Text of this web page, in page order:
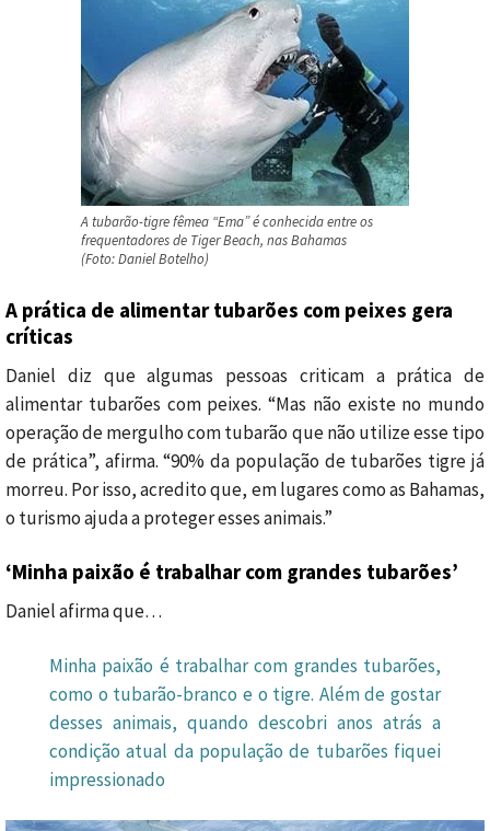
A tubarão-tigre fêmea “Ema” é conhecida entre os
frequentadores de Tiger Beach, nas Bahamas
(Foto: Daniel Botelho)
A prática de alimentar tubarões com peixes gera
críticas
Daniel diz que algumas pessoas criticam a prática de
alimentar tubarões com peixes. “Mas não existe no mundo
operação de mergulho com tubarão que não utilize esse tipo
de prática”, afirma. “90% da população de tubarões tigre já
morreu. Por isso, acredito que, em lugares como as Bahamas,
o turismo ajuda a proteger esses animais.”
‘Minha paixão é trabalhar com grandes tubarões’
Daniel afirma que…
Minha paixão é trabalhar com grandes tubarões,
como o tubarão-branco e o tigre. Além de gostar
desses animais, quando descobri anos atrás a
condição atual da população de tubarões fiquei
impressionado